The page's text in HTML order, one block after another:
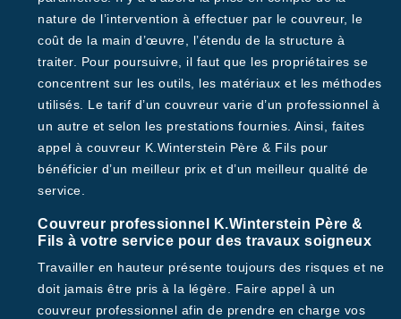
nature de l’intervention à effectuer par le couvreur, le
coût de la main d’œuvre, l’étendu de la structure à
traiter. Pour poursuivre, il faut que les propriétaires se
concentrent sur les outils, les matériaux et les méthodes
utilisés. Le tarif d’un couvreur varie d’un professionnel à
un autre et selon les prestations fournies. Ainsi, faites
appel à couvreur K.Winterstein Père & Fils pour
bénéficier d’un meilleur prix et d’un meilleur qualité de
service.
Couvreur professionnel K.Winterstein Père &
Fils à votre service pour des travaux soigneux
Travailler en hauteur présente toujours des risques et ne
doit jamais être pris à la légère. Faire appel à un
couvreur professionnel afin de prendre en charge vos